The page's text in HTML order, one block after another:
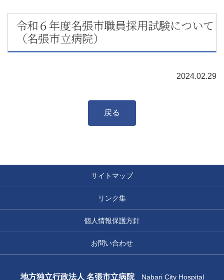
令和６年度名張市職員採用試験について
（名張市立病院）
2024.02.29
戻る
サイトマップ
リンク集
個人情報保護方針
お問い合わせ
地方独立行政法人 名張市立病院Nabari City Hospital